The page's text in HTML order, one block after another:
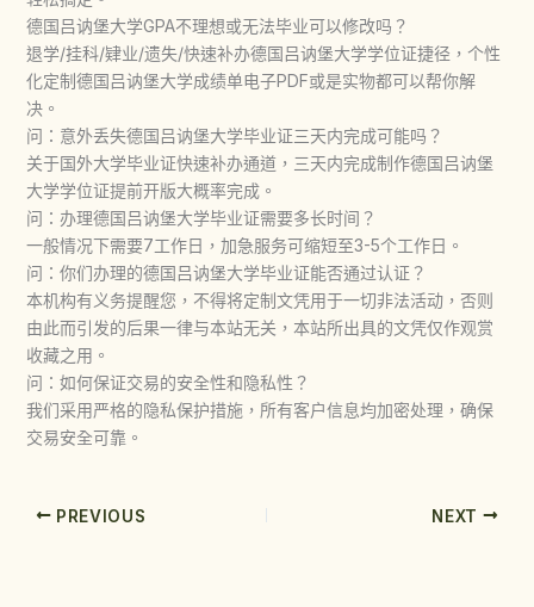
德国吕讷堡大学GPA不理想或无法毕业可以修改吗？
退学/挂科/肄业/遗失/快速补办德国吕讷堡大学学位证捷径，个性
化定制德国吕讷堡大学成绩单电子PDF或是实物都可以帮你解
决。
问：意外丢失德国吕讷堡大学毕业证三天内完成可能吗？
关于国外大学毕业证快速补办通道，三天内完成制作德国吕讷堡
大学学位证提前开版大概率完成。
问：办理德国吕讷堡大学毕业证需要多长时间？
一般情况下需要7工作日，加急服务可缩短至3-5个工作日。
问：你们办理的德国吕讷堡大学毕业证能否通过认证？
本机构有义务提醒您，不得将定制文凭用于一切非法活动，否则
由此而引发的后果一律与本站无关，本站所出具的文凭仅作观赏
收藏之用。
问：如何保证交易的安全性和隐私性？
我们采用严格的隐私保护措施，所有客户信息均加密处理，确保
交易安全可靠。
PREVIOUS NEXT